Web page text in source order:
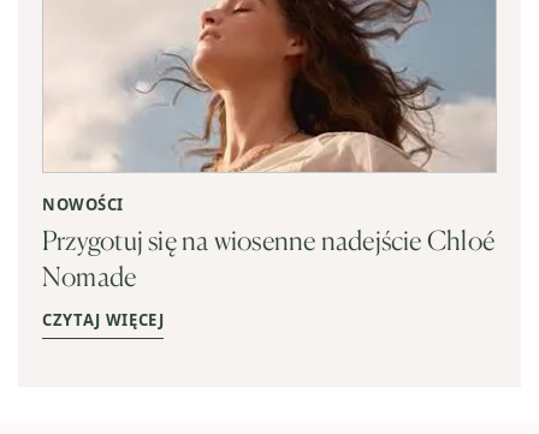
NOWOŚCI
Przygotuj się na wiosenne nadejście Chloé
Nomade
CZYTAJ WIĘCEJ